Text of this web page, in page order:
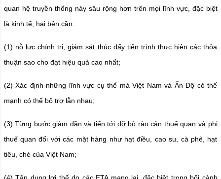
quan hệ truyền thống này sâu rộng hơn trên mọi lĩnh vực, đặc biệt
là kinh tế, hai bên cần:
(1) nỗ lực chính trị, giám sát thúc đẩy tiến trình thực hiện các thỏa
thuận sao cho đạt hiệu quả cao nhất;
(2) Xác định những lĩnh vực cụ thể mà Việt Nam và Ấn Độ có thế
mạnh có thể bổ trợ lẫn nhau;
(3) Từng bước giảm dần và tiến tới dỡ bỏ rào cản thuế quan và phi
thuế quan đối với các mặt hàng như hạt điều, cao su, cà phê, hạt
tiêu, chè của Việt Nam;
(4) Tận dụng lợi thế do các FTA mang lại, đặc biệt trong bối cảnh